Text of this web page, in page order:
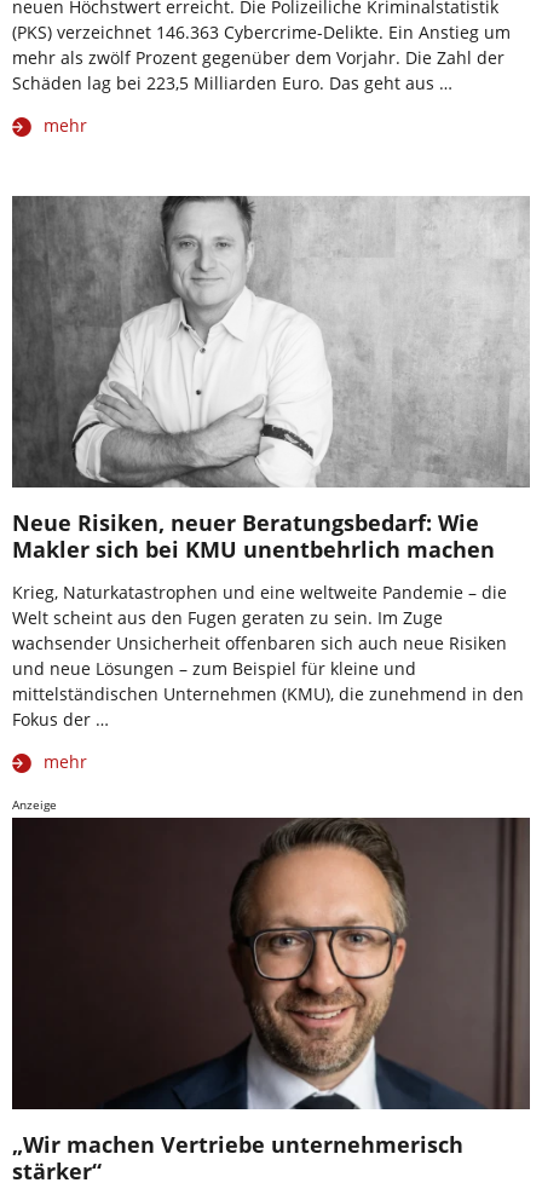
neuen Höchstwert erreicht. Die Polizeiliche Kriminalstatistik
(PKS) verzeichnet 146.363 Cybercrime-Delikte. Ein Anstieg um
mehr als zwölf Prozent gegenüber dem Vorjahr. Die Zahl der
Schäden lag bei 223,5 Milliarden Euro. Das geht aus …
mehr
Anzeige
„Wir machen Vertriebe unternehmerisch
stärker“
Neue Risiken, neuer Beratungsbedarf: Wie
Makler sich bei KMU unentbehrlich machen
Krieg, Naturkatastrophen und eine weltweite Pandemie – die
Welt scheint aus den Fugen geraten zu sein. Im Zuge
wachsender Unsicherheit offenbaren sich auch neue Risiken
und neue Lösungen – zum Beispiel für kleine und
mittelständischen Unternehmen (KMU), die zunehmend in den
Fokus der …
mehr